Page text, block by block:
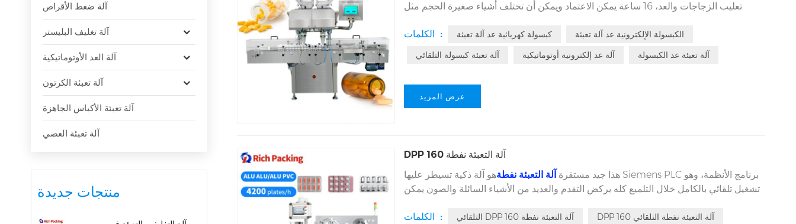
آلة ضغط الأقراص
آلة تغليف البليستر
آلة العد الأوتوماتيكية
آلة تعبئة الكرتون
آلة تعبئة الأكياس الجاهزة
آلة تعبئة العصي
منتجات جديدة
تعليب الزجاجات والعد، 16 ساعة يمكن الاعتماد ويمكن أن تختلف أشياء صغيرة الحجم مثل
كبسولات صعبة ناعمة أو كبسولات شفافة أو أقراص مختلفة جميعها بسلاسة ومعبأة في
الكلمات : كبسولة كهربائية عد آلة تعبئة
الكبسولة الإلكترونية عد آلة تعبئة
آلة تعبئة كبسولة التلقائي
آلة عد إلكترونية أوتوماتيكية آلة تعبئة عد الكبسولة
عرض المزيد
DPP 160 آلة التعبئة نفطة
هذا جيد مستقرة آلة التعبئة نفطةهو آلة ذكية تسيطر عليها Siemens PLC برنامج الأنظمة، وهو
تشغيل تلقائي بالكامل خلال التلميع كله يركض التقدم والعديد من الأشياء السائلة والصون يمكن
الصغيرة الأخرى يمكن تعبئتها بواسطة آلة حزمة نفطة هذه بحرية.
الكلمات : التلقائي DPP 160 آلة التعبئة نفطة
DPP 160 آلة التعبئة نفطة التلقائي